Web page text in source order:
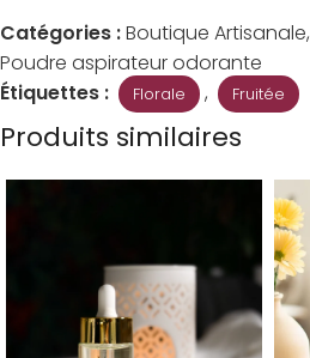
Catégories :Boutique Artisanale,
Poudre aspirateur odorante
Étiquettes :
Florale , Fruitée
Produits similaires